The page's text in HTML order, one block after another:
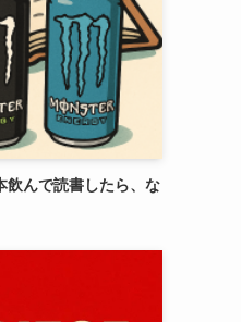
飲んで読書したら、な